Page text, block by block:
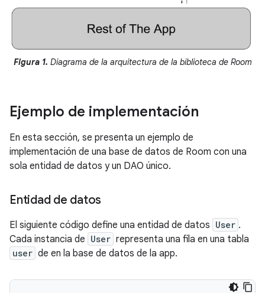
Figura 1. Diagrama de la arquitectura de la biblioteca de Room
Ejemplo de implementación
En esta sección, se presenta un ejemplo de
implementación de una base de datos de Room con una
sola entidad de datos y un DAO único.
Entidad de datos
El siguiente código define una entidad de datos User .
Cada instancia de User representa una fila en una tabla
user de en la base de datos de la app.